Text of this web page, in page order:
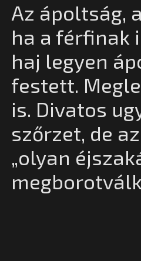
Az ápoltság,
ha a férfinak
haj legyen
festett.
is. Divatos
szőrzet, de
„olyan